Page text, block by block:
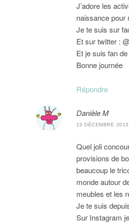
J’adore les
naissance pour
Je te suis sur
Et sur twitter :
Et je suis fan
Bonne journée
Répondre
Danièle M
13 DÉCEMBRE
Quel joli
provisions de
beaucoup le
monde autour
meubles et les
Je te suis
Sur Instagram